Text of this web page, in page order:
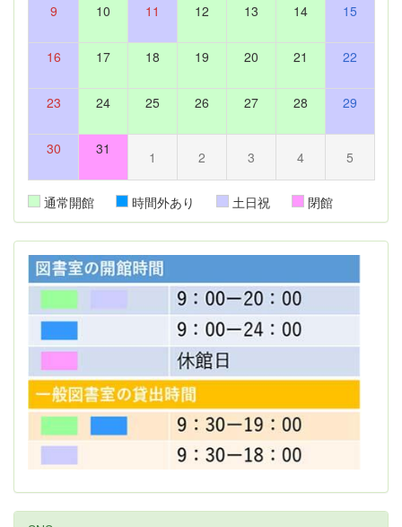
9 10 11 12 13 14 15
16 17 18 19 20 21 22
23 24 25 26 27 28 29
30 31 1 2 3 4 5
通常開館 時間外あり 土日祝 閉館